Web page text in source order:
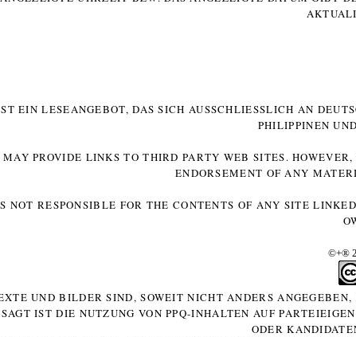
EIN LESEANGEBOT, DAS SICH AUSSCHLIESSLICH AN
HILIPPINEN
MAY PROVIDE LINKS TO THIRD PARTY WEB SITES.
ENDORSEMENT OF ANY
NOT RESPONSIBLE FOR THE CONTENTS OF ANY SITE
©+®
UND BILDER SIND, SOWEIT NICHT ANDERS
IST DIE NUTZUNG VON PPQ-INHALTEN AUF
ODER